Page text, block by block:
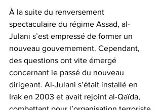
À la suite du renversement
spectaculaire du régime Assad, al-
Julani s’est empressé de former un
nouveau gouvernement. Cependant,
des questions ont vite émergé
concernant le passé du nouveau
dirigeant. Al-Julani s’était installé en
Irak en 2003 et avait rejoint al-Qaïda,